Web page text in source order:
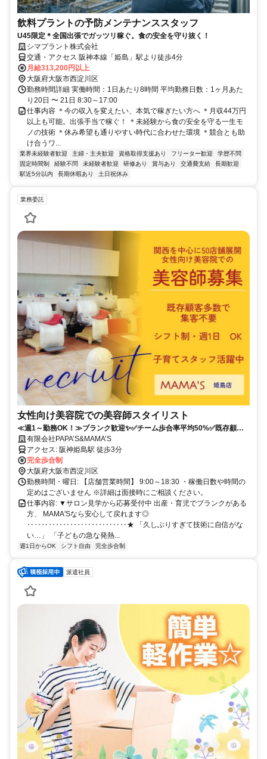
飲料プラントの予防メンテナンススタッフ
U45限定＊全国出張でガッツリ稼ぐ。食の安全を守り抜く！
シマプラント株式会社
交通・アクセス 阪神本線「姫島」駅より徒歩4分
月給313,200円以上
大阪府大阪市西淀川区
勤務時間詳細 実働時間：1日あたり8時間 平均勤務日数：1ヶ月あた
り20日 〜 21日 8:30～17:00
仕事内容 ＊今の収入を変えたい、本気で稼ぎたい方へ ＊月収44万円
以上も可能。出張手当で稼ぐ！ ＊未経験から食の安全を守る一生モ
ノの技術 ＊休み希望も通りやすい時代に合わせた環境 ＊競合とも助
け合うワ...
業界未経験者歓迎 主婦・主夫歓迎 資格取得支援あり フリーター歓迎
学歴不問
固定時間制
経験不問 未経験者歓迎 研修あり 賞与あり 交通費支給
長期歓迎
駅近5分以内
長期休暇あり 土日祝休み
業務委託
女性向け美容院での美容師スタイリスト
≪週1～勤務OK！≫ブランク歓迎✨✅チーム歩合率平均50%✅既存顧客
多数で集客不要✅子育て中でも安心復帰
有限会社PAPA’S&MAMA’S
アクセス: 阪神姫島駅 徒歩3分
完全歩合制
大阪府大阪市西淀川区
勤務時間・曜日: 【店舗営業時間】 9:00～18:30 ・稼働日数や時間の
定めはございません ※詳細は面接時にご相談ください。
仕事内容: ▼サロン見学から応募受付中 出産・育児でブランクがある
方、 MAMA'Sなら安心して戻れます◎
‥‥‥‥‥‥‥‥‥‥‥‥‥‥★ 「久しぶりすぎて技術に自信がな
い…」 「子どもの急な発熱...
週1日からOK シフト自由 完全歩合制
派遣社員